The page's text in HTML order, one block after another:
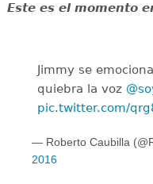
Este es el momento
Jimmy se
quiebra la voz
pic.twitter.com/
— Roberto Caubilla
2016